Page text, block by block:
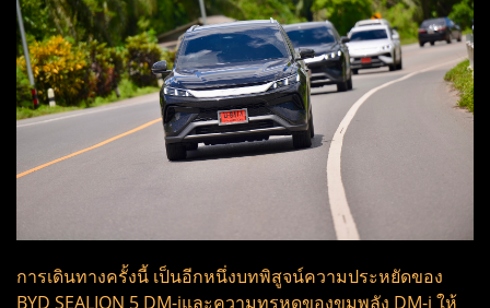
การเดินทางครั้งนี้ เป็นอีกหนึ่งบทพิสูจน์ความประหยัดของ
BYD SEALION 5 DM-iและความทรหดของขุมพลัง DM-i ให้